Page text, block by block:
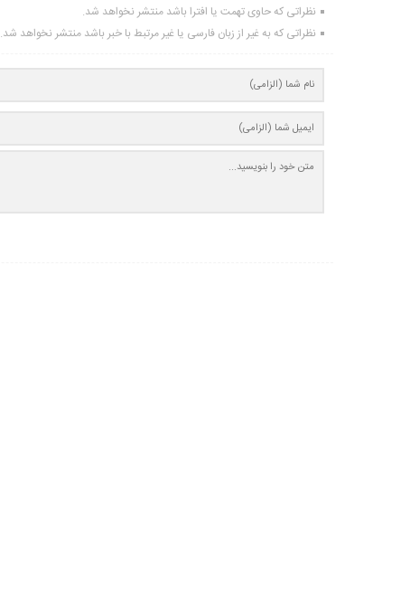
نظراتی که حاوی تهمت یا افترا باشد منتشر نخواهد شد.
نظراتی که به غیر از زبان فارسی یا غیر مرتبط با خبر باشد منتشر نخواهد شد.